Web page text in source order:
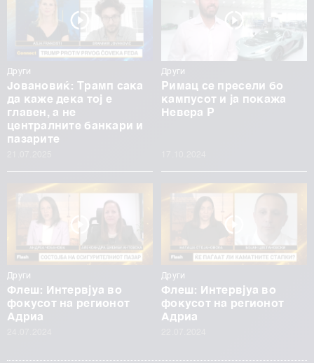
Други
Јовановиќ: Трамп сака
да каже дека тој е
главен, а не
централните банкари и
пазарите
Други
Римац се пресели бо
кампусот и ја покажа
Невера Р
Други
Флеш: Интервјуа во
фокусот на регионот
Адриа
Други
Флеш: Интервјуа во
фокусот на регионот
Адриа